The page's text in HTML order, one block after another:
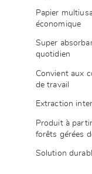
Papier
économique
Super
quotidien
Convient aux
de travail
Extraction
Produit à
forêts gérées
Solution